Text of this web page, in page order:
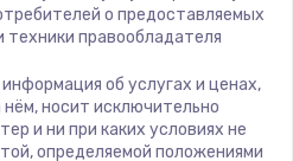
руб.
Nord
BenQ
о предоставляемых
техники правообладателя
об услугах и ценах,
носит исключительно
и ни при каких условиях не
определяемой положениями